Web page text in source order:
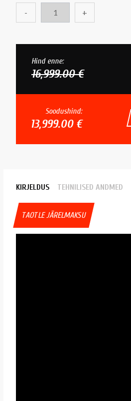
- +
Hind enne:
16,999.00 €
Soodushind:
13,999.00 €
KIRJELDUS TEHNILISED ANDMED
TAOTLE JÄRELMAKSU